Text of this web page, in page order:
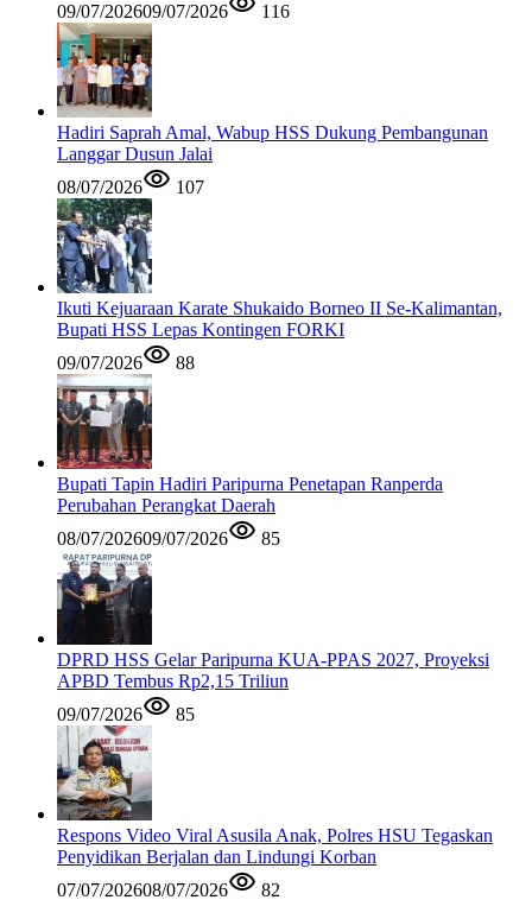
09/07/202609/07/2026 116
Hadiri Saprah Amal, Wabup HSS Dukung Pembangunan
Langgar Dusun Jalai
08/07/2026
107
Ikuti Kejuaraan Karate Shukaido Borneo II Se-Kalimantan,
Bupati HSS Lepas Kontingen FORKI
09/07/2026
88
Bupati Tapin Hadiri Paripurna Penetapan Ranperda
Perubahan Perangkat Daerah
08/07/202609/07/2026 85
DPRD HSS Gelar Paripurna KUA-PPAS 2027, Proyeksi
APBD Tembus Rp2,15 Triliun
09/07/2026
85
Respons Video Viral Asusila Anak, Polres HSU Tegaskan
Penyidikan Berjalan dan Lindungi Korban
07/07/202608/07/2026 82